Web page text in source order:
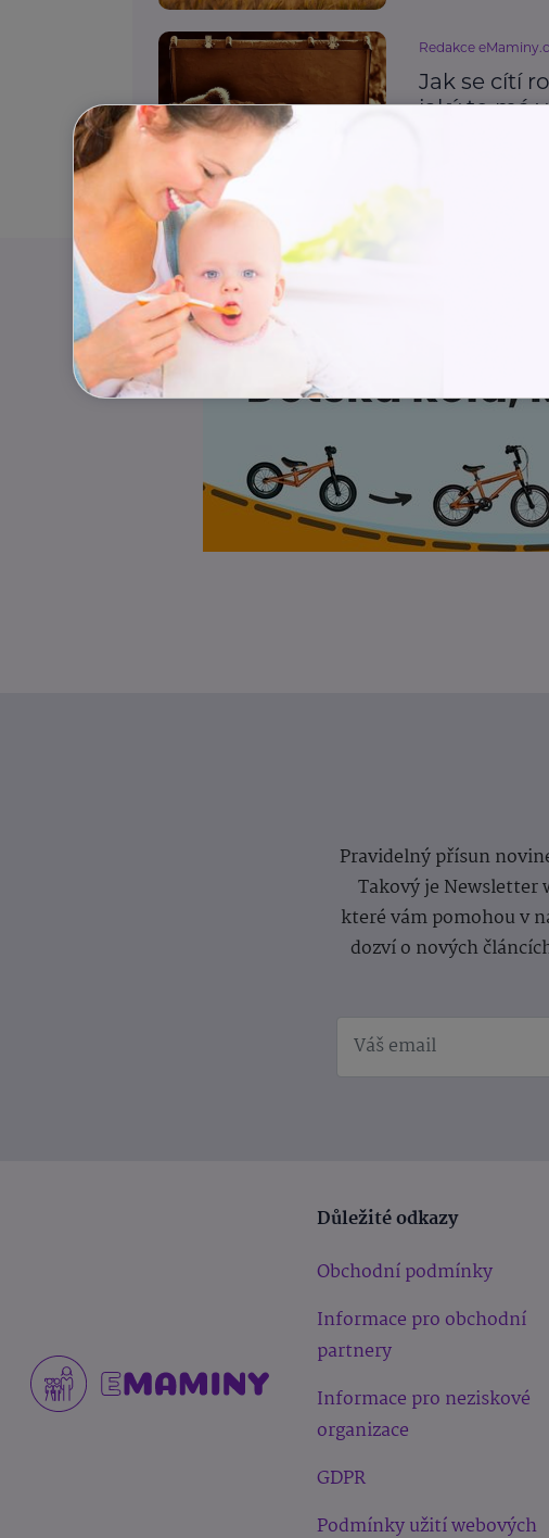
Redakce
Jak se cítí
jaký to má
Další
Pravidelný přísun
Takový je Newsletter
které vám pomohou v
dozví o nových
Důležité odkazy
Obchodní podmínky
Informace pro obchodní
partnery
Informace pro neziskové
organizace
GDPR
Podmínky užití webových